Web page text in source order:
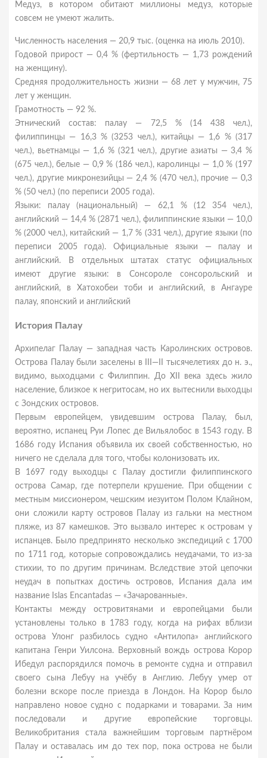
Медуз, в котором обитают миллионы медуз, которые
совсем не умеют жалить.
Численность населения — 20,9 тыс. (оценка на июль 2010).
Годовой прирост — 0,4 % (фертильность — 1,73 рождений
на женщину).
Средняя продолжительность жизни — 68 лет у мужчин, 75
лет у женщин.
Грамотность — 92 %.
Этнический состав: палау — 72,5 % (14 438 чел.),
филиппинцы — 16,3 % (3253 чел.), китайцы — 1,6 % (317
чел.), вьетнамцы — 1,6 % (321 чел.), другие азиаты — 3,4 %
(675 чел.), белые — 0,9 % (186 чел.), каролинцы — 1,0 % (197
чел.), другие микронезийцы — 2,4 % (470 чел.), прочие — 0,3
% (50 чел.) (по переписи 2005 года).
Языки: палау (национальный) — 62,1 % (12 354 чел.),
английский — 14,4 % (2871 чел.), филиппинские языки — 10,0
% (2000 чел.), китайский — 1,7 % (331 чел.), другие языки (по
переписи 2005 года). Официальные языки — палау и
английский. В отдельных штатах статус официальных
имеют другие языки: в Сонсороле сонсорольский и
английский, в Хатохобеи тоби и английский, в Ангауре
палау, японский и английский
История Палау
Архипелаг Палау — западная часть Каролинских островов.
Острова Палау были заселены в III—II тысячелетиях до н. э.,
видимо, выходцами с Филиппин. До XII века здесь жило
население, близкое к негритосам, но их вытеснили выходцы
с Зондских островов.
Первым европейцем, увидевшим острова Палау, был,
вероятно, испанец Руи Лопес де Вильялобос в 1543 году. В
1686 году Испания объявила их своей собственностью, но
ничего не сделала для того, чтобы колонизовать их.
В 1697 году выходцы с Палау достигли филиппинского
острова Самар, где потерпели крушение. При общении с
местным миссионером, чешским иезуитом Полом Клайном,
они сложили карту островов Палау из гальки на местном
пляже, из 87 камешков. Это вызвало интерес к островам у
испанцев. Было предпринято несколько экспедиций с 1700
по 1711 год, которые сопровождались неудачами, то из-за
стихии, то по другим причинам. Вследствие этой цепочки
неудач в попытках достичь островов, Испания дала им
название Islas Encantadas — «Зачарованные».
Контакты между островитянами и европейцами были
установлены только в 1783 году, когда на рифах вблизи
острова Улонг разбилось судно «Антилопа» английского
капитана Генри Уилсона. Верховный вождь острова Корор
Ибедул распорядился помочь в ремонте судна и отправил
своего сына Лебуу на учёбу в Англию. Лебуу умер от
болезни вскоре после приезда в Лондон. На Корор было
направлено новое судно с подарками и товарами. За ним
последовали и другие европейские торговцы.
Великобритания стала важнейшим торговым партнёром
Палау и оставалась им до тех пор, пока острова не были